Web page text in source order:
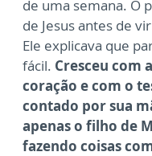
de uma semana. O
de Jesus antes de
Ele explicava que
fácil. Cresceu com
coração e com o
contado por sua
apenas o filho de
fazendo coisas